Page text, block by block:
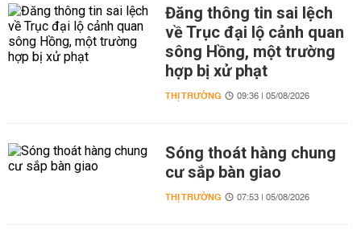
Đăng thông tin sai lệch
về Trục đại lộ cảnh quan
sông Hồng, một trường
hợp bị xử phạt
THỊ TRƯỜNG 09:36 | 05/08/2026
Sóng thoát hàng chung
cư sắp bàn giao
THỊ TRƯỜNG 07:53 | 05/08/2026